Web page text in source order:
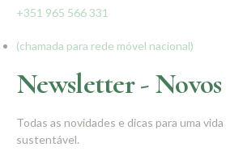
+351 965 566 331
(chamada para rede móvel nacional)
Newsletter -
Todas as novidades e dicas para uma
sustentável.